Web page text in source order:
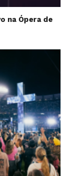
na Ópera de